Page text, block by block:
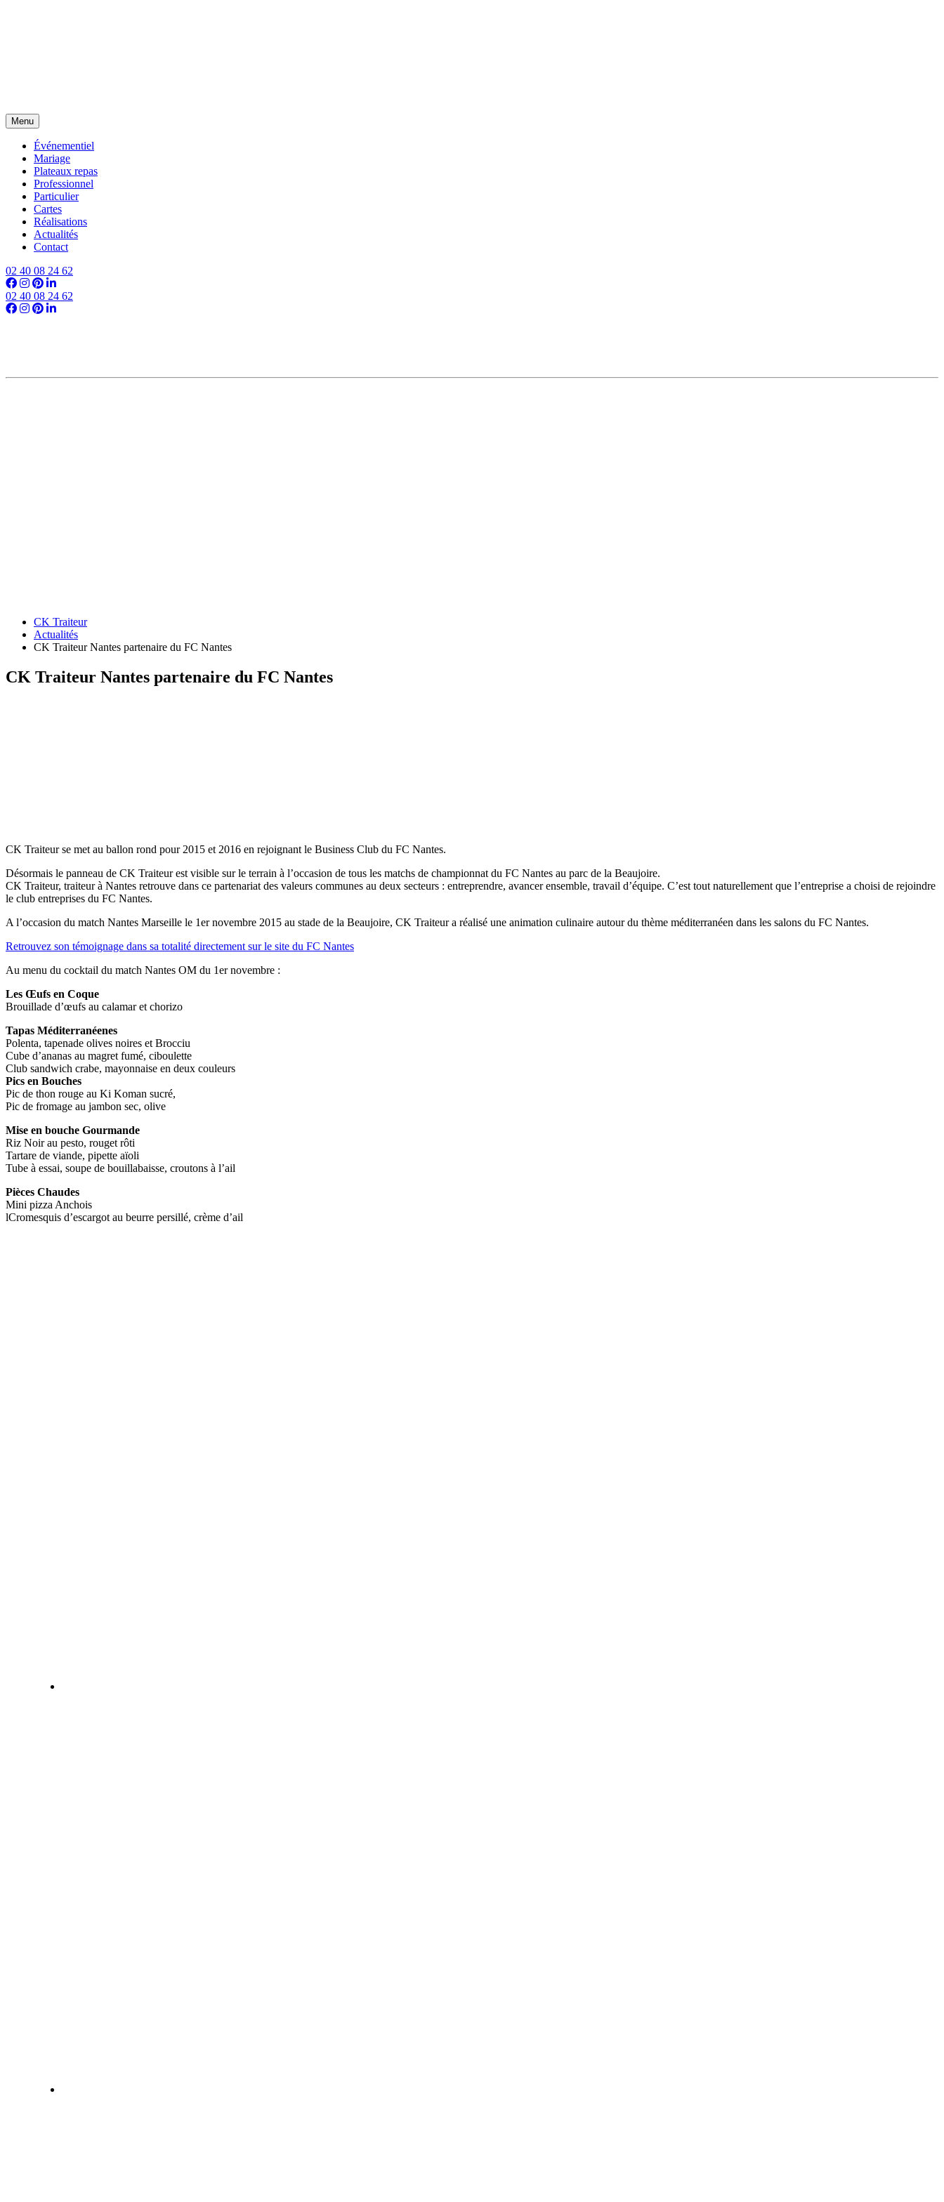
Menu
Événementiel
Mariage
Plateaux repas
Professionnel
Particulier
Cartes
Réalisations
Actualités
Contact
02 40 08 24 62
02 40 08 24 62
CK Traiteur
Actualités
CK Traiteur Nantes partenaire du FC Nantes
CK Traiteur Nantes partenaire du FC Nantes
CK Traiteur se met au ballon rond pour 2015 et 2016 en rejoignant le Business Club du FC Nantes.
Désormais le panneau de CK Traiteur est visible sur le terrain à l’occasion de tous les matchs de championnat du FC Nantes au parc de la Beaujoire.
CK Traiteur, traiteur à Nantes retrouve dans ce partenariat des valeurs communes au deux secteurs : entreprendre, avancer ensemble, travail d’équipe. C’est tout naturellement que l’entreprise a choisi de rejoindre
le club entreprises du FC Nantes.
A l’occasion du match Nantes Marseille le 1er novembre 2015 au stade de la Beaujoire, CK Traiteur a réalisé une animation culinaire autour du thème méditerranéen dans les salons du FC Nantes.
Retrouvez son témoignage dans sa totalité directement sur le site du FC Nantes
Au menu du cocktail du match Nantes OM du 1er novembre :
Les Œufs en Coque
Brouillade d’œufs au calamar et chorizo
Tapas Méditerranéenes
Polenta, tapenade olives noires et Brocciu
Cube d’ananas au magret fumé, ciboulette
Club sandwich crabe, mayonnaise en deux couleurs
Pics en Bouches
Pic de thon rouge au Ki Koman sucré,
Pic de fromage au jambon sec, olive
Mise en bouche Gourmande
Riz Noir au pesto, rouget rôti
Tartare de viande, pipette aïoli
Tube à essai, soupe de bouillabaisse, croutons à l’ail
Pièces Chaudes
Mini pizza Anchois
lCromesquis d’escargot au beurre persillé, crème d’ail